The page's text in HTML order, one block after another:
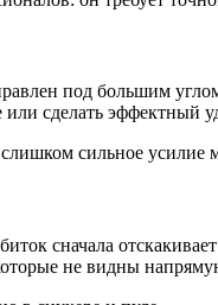
под большим
сделать эффектный
сильное усилие
сначала
не видны